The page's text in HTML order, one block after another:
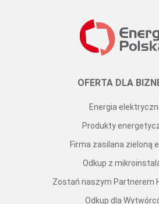
OFERTA DLA
Energia
Produkty
Firma zasilana zieloną
Odkup z
Zostań naszym Partnerem
Odkup dla